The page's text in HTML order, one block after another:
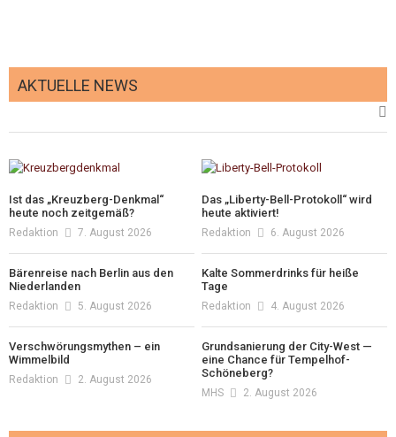
AKTUELLE NEWS
Ist das „Kreuzberg-Denkmal“
heute noch zeitgemäß?
Redaktion 7. August 2026
Das „Liberty-Bell-Protokoll“ wird
heute aktiviert!
Redaktion 6. August 2026
Bärenreise nach Berlin aus den
Niederlanden
Redaktion 5. August 2026
Kalte Sommerdrinks für heiße
Tage
Redaktion 4. August 2026
Verschwörungsmythen – ein
Wimmelbild
Redaktion 2. August 2026
Grundsanierung der City-West —
eine Chance für Tempelhof-
Schöneberg?
MHS 2. August 2026